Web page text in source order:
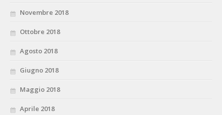
Novembre 2018
Ottobre 2018
Agosto 2018
Giugno 2018
Maggio 2018
Aprile 2018